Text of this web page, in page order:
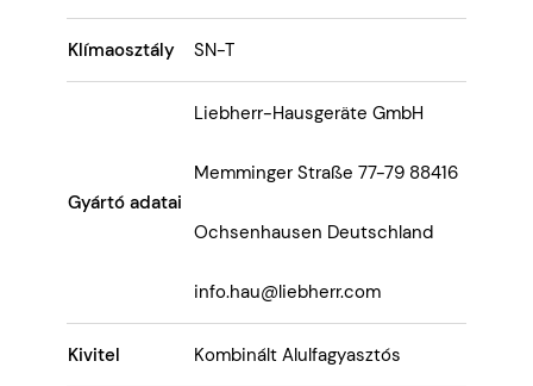
Klímaosztály SN-T
Gyártó adatai
Liebherr-Hausgeräte GmbH
Memminger Straße 77-79 88416
Ochsenhausen Deutschland
info.hau@liebherr.com
Kivitel Kombinált Alulfagyasztós